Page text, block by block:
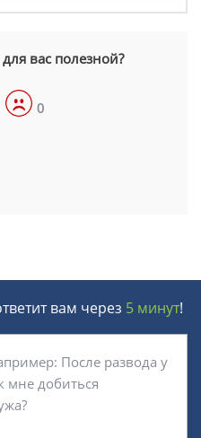
вас полезной?
0
вам через 5 минут!